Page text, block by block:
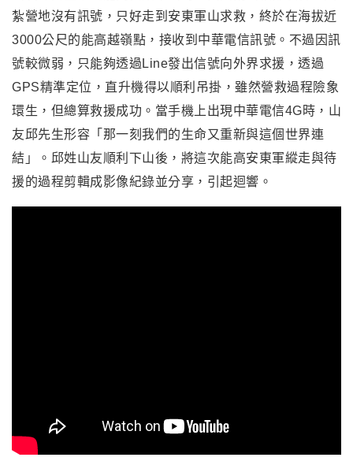
紮營地沒有訊號，只好走到安東軍山求救，終於在海拔近
3000公尺的能高越嶺點，接收到中華電信訊號。不過因訊
號較微弱，只能夠透過Line發出信號向外界求援，透過
GPS精準定位，直升機得以順利吊掛，雖然營救過程險象
環生，但總算救援成功。當手機上出現中華電信4G時，山
友邱先生形容「那一刻我們的生命又重新與這個世界連
結」。邱姓山友順利下山後，將這次能高安東軍縱走與待
援的過程剪輯成影像紀錄並分享，引起迴響。